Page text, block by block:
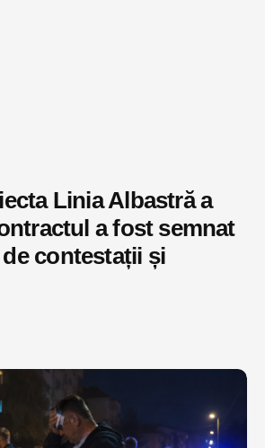
Linia Albastră a
a fost semnat
contestații și